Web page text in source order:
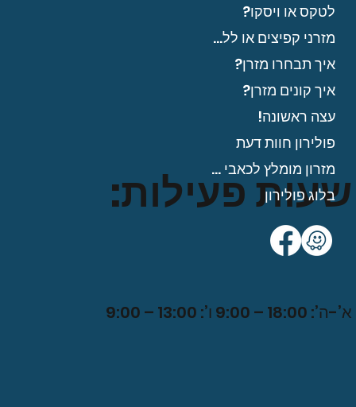
שעות פעילות:
א’-ה’: 18:00 – 9:00 ו’: 13:00 – 9:0 0
לטקס או ויסקו?
מזרני קפיצים או ללא?
איך תבחרו מזרן?
איך קונים מזרן?
עצה ראשונה!
פולירון חוות דעת
מזרון מומלץ לכאבי גב?
בלוג פולירון